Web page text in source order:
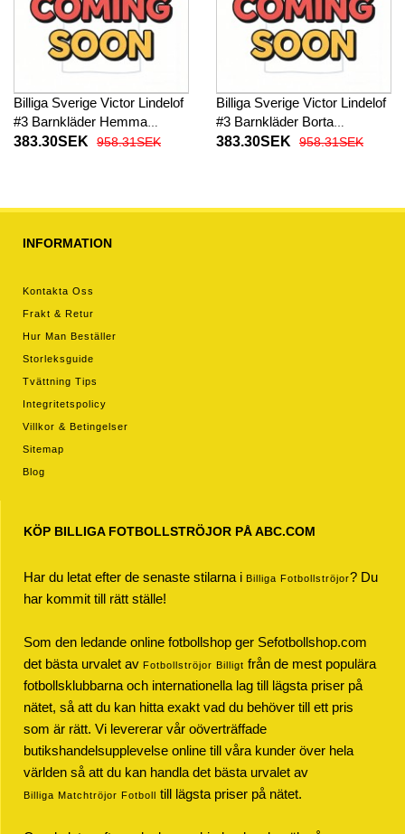
Billiga Sverige Victor Lindelof
#3 Barnkläder Hemma
fotbollskläder till baby VM
383.30SEK 958.31SEK
Billiga Sverige Victor Lindelof
#3 Barnkläder Borta
fotbollskläder till baby VM
383.30SEK 958.31SEK
INFORMATION
Kontakta Oss
Frakt & Retur
Hur Man Beställer
Storleksguide
Tvättning Tips
Integritetspolicy
Villkor & Betingelser
Sitemap
Blog
KÖP BILLIGA FOTBOLLSTRÖJOR PÅ ABC.COM
Har du letat efter de senaste stilarna i Billiga Fotbollströjor? Du
har kommit till rätt ställe!
Som den ledande online fotbollshop ger Sefotbollshop.com
det bästa urvalet av Fotbollströjor Billigt från de mest populära
fotbollsklubbarna och internationella lag till lägsta priser på
nätet, så att du kan hitta exakt vad du behöver till ett pris
som är rätt. Vi levererar vår oöverträffade
butikshandelsupplevelse online till våra kunder över hela
världen så att du kan handla det bästa urvalet av
Billiga Matchtröjor Fotboll till lägsta priser på nätet.